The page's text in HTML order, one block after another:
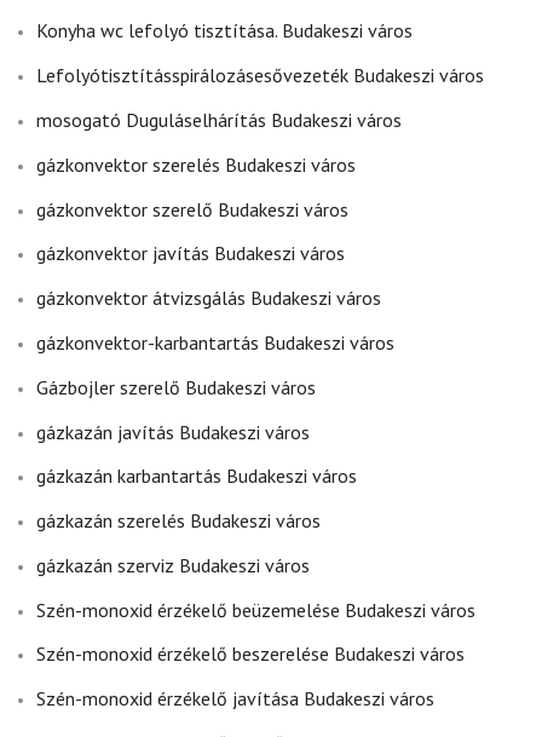
Konyha wc lefolyó tisztítása. Budakeszi város
Lefolyótisztításspirálozásesővezeték Budakeszi város
mosogató Duguláselhárítás Budakeszi város
gázkonvektor szerelés Budakeszi város
gázkonvektor szerelő Budakeszi város
gázkonvektor javítás Budakeszi város
gázkonvektor átvizsgálás Budakeszi város
gázkonvektor-karbantartás Budakeszi város
Gázbojler szerelő Budakeszi város
gázkazán javítás Budakeszi város
gázkazán karbantartás Budakeszi város
gázkazán szerelés Budakeszi város
gázkazán szerviz Budakeszi város
Szén-monoxid érzékelő beüzemelése Budakeszi város
Szén-monoxid érzékelő beszerelése Budakeszi város
Szén-monoxid érzékelő javítása Budakeszi város